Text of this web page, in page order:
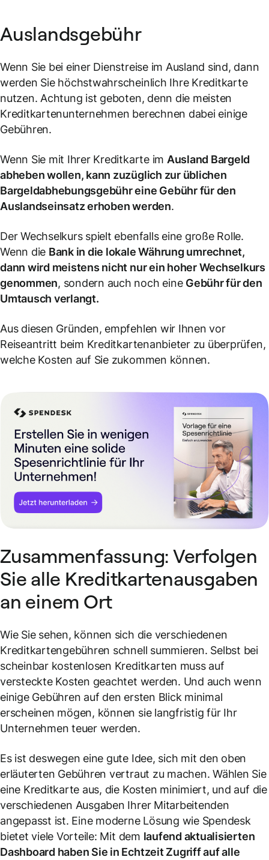
Auslandsgebühr
Wenn Sie bei einer Dienstreise im Ausland sind, dann
werden Sie höchstwahrscheinlich Ihre Kreditkarte
nutzen. Achtung ist geboten, denn die meisten
Kreditkartenunternehmen berechnen dabei einige
Gebühren.
Wenn Sie mit Ihrer Kreditkarte im Ausland Bargeld
abheben wollen, kann zuzüglich zur üblichen
Bargeldabhebungsgebühr eine Gebühr für den
Auslandseinsatz erhoben werden.
Der Wechselkurs spielt ebenfalls eine große Rolle.
Wenn die Bank in die lokale Währung umrechnet,
dann wird meistens nicht nur ein hoher Wechselkurs
genommen, sondern auch noch eine Gebühr für den
Umtausch verlangt.
Aus diesen Gründen, empfehlen wir Ihnen vor
Reiseantritt beim Kreditkartenanbieter zu überprüfen,
welche Kosten auf Sie zukommen können.
Zusammenfassung: Verfolgen
Sie alle Kreditkartenausgaben
an einem Ort
Wie Sie sehen, können sich die verschiedenen
Kreditkartengebühren schnell summieren. Selbst bei
scheinbar kostenlosen Kreditkarten muss auf
versteckte Kosten geachtet werden. Und auch wenn
einige Gebühren auf den ersten Blick minimal
erscheinen mögen, können sie langfristig für Ihr
Unternehmen teuer werden.
Es ist deswegen eine gute Idee, sich mit den oben
erläuterten Gebühren vertraut zu machen. Wählen Sie
eine Kreditkarte aus, die Kosten minimiert, und auf die
verschiedenen Ausgaben Ihrer Mitarbeitenden
angepasst ist. Eine moderne Lösung wie Spendesk
bietet viele Vorteile: Mit dem laufend aktualisierten
Dashboard haben Sie in Echtzeit Zugriff auf alle